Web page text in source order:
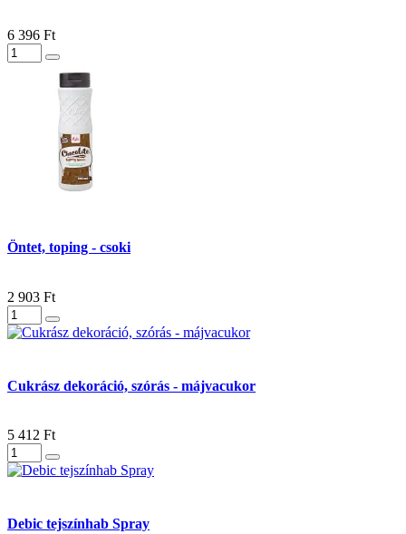
6 396 Ft
Öntet, toping - csoki
2 903 Ft
Cukrász dekoráció, szórás - májvacukor
5 412 Ft
Debic tejszínhab Spray